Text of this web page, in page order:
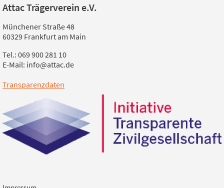
Attac Trägerverein e.V.
Münchener Straße 48
60329 Frankfurt am Main
Tel.: 069 900 281 10
E-Mail: info@attac.de
Transparenzdaten